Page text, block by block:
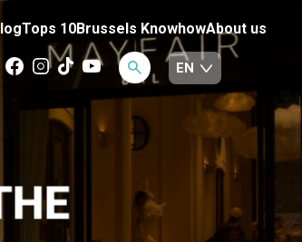
Tops 10Brussels KnowhowAbout us